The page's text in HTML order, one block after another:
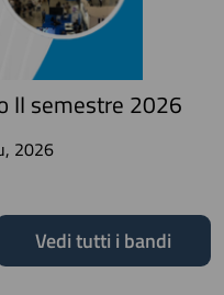
II semestre 2026
2026
Vedi tutti i bandi